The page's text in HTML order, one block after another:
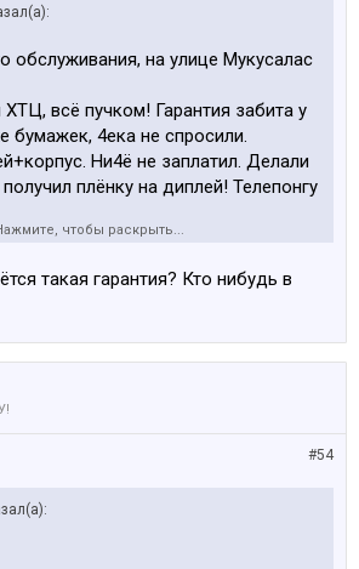
обслуживания, на улице Мукусалас
всё пучком! Гарантия забита у
бумажек, 4ека не спросили.
Ни4ё не заплатил. Делали
плёнку на диплей! Телепонгу
чтобы раскрыть...
такая гарантия? Кто нибудь в
#54